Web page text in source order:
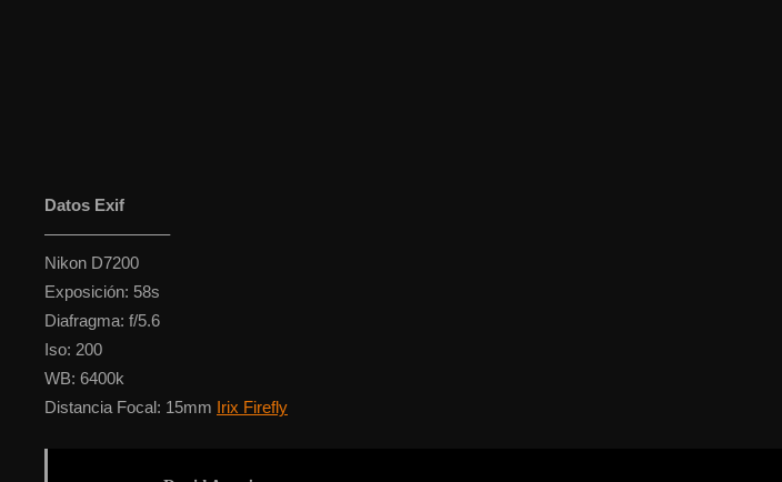
Datos Exif
———————–
Nikon D7200
Exposición: 58s
Diafragma: f/5.6
Iso: 200
WB: 6400k
Distancia Focal: 15mm Irix Firefly